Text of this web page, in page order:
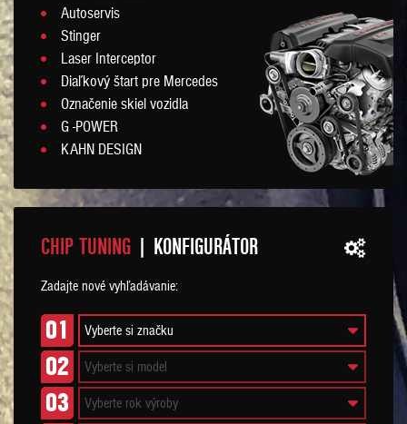
Autoservis
Stinger
Laser Interceptor
Diaľkový štart pre Mercedes
Označenie skiel vozidla
G -POWER
KAHN DESIGN
CHIP TUNING | KONFIGURÁTOR
Zadajte nové vyhľadávanie:
01
02
03